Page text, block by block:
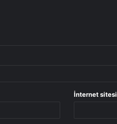
İnternet sitesi